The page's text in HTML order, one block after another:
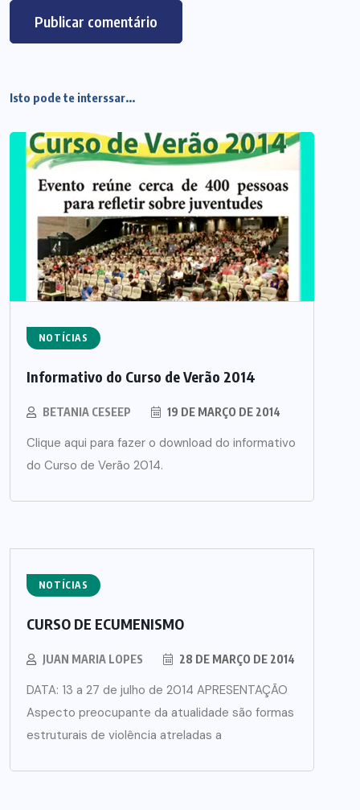
Isto pode te interssar...
NOTÍCIAS
Informativo do Curso de Verão 2014
BETANIA CESEEP 19 DE MARÇO DE 2014
Clique aqui para fazer o download do informativo
do Curso de Verão 2014.
NOTÍCIAS
CURSO DE ECUMENISMO
JUAN MARIA LOPES 28 DE MARÇO DE 2014
DATA: 13 a 27 de julho de 2014 APRESENTAÇÃO
Aspecto preocupante da atualidade são formas
estruturais de violência atreladas a